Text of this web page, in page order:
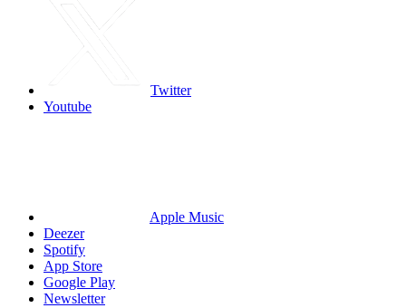
Twitter
Youtube
Apple Music
Deezer
Spotify
App Store
Google Play
Newsletter